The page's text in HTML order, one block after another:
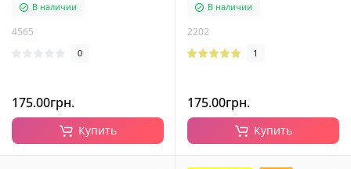
В наличии
4565
0
175.00грн.
Купить
В наличии
2202
1
175.00грн.
Купить